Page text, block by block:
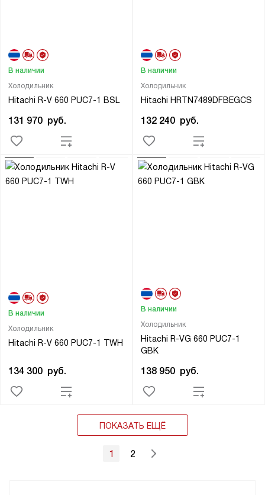
Холодильник
Hitachi R-V 660 PUC7-1 BSL
В наличии
131 970 руб.
Холодильник
Hitachi HRTN7489DFBEGCS
В наличии
132 240 руб.
Холодильник
Hitachi R-V 660 PUC7-1 TWH
В наличии
134 300 руб.
Холодильник
Hitachi R-VG 660 PUC7-1
GBK
В наличии
138 950 руб.
ПОКАЗАТЬ ЕЩЁ
1 2